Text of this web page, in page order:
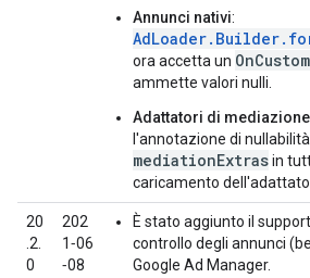
Annunci nativi:
ora accetta un
ammette valori nulli.
Adattatori di mediazione
l'annotazione di
mediationExtrasin
caricamento
20
.2.
0
202
1‑06
‑08
È stato aggiunto il
controllo degli annunci
Google Ad Manager.